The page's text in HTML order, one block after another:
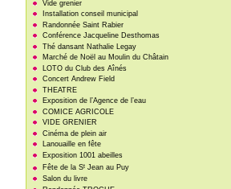
Vide grenier
Installation conseil municipal
Randonnée Saint Rabier
Conférence Jacqueline Desthomas
Thé dansant Nathalie Legay
Marché de Noël au Moulin du Châtain
LOTO du Club des Aînés
Concert Andrew Field
THEATRE
Exposition de l’Agence de l’eau
COMICE AGRICOLE
VIDE GRENIER
Cinéma de plein air
Lanouaille en fête
Exposition 1001 abeilles
Fête de la St Jean au Puy
Salon du livre